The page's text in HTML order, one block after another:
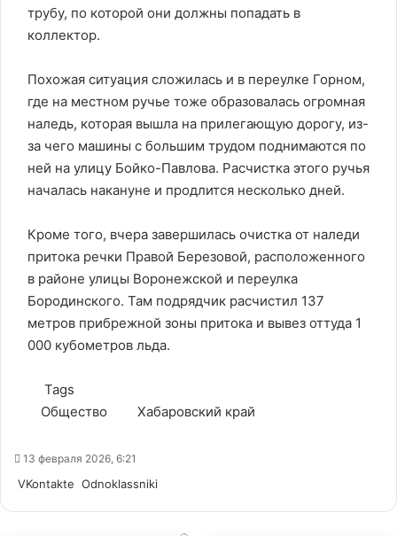
трубу, по которой они должны попадать в
коллектор.
Похожая ситуация сложилась и в переулке Горном,
где на местном ручье тоже образовалась огромная
наледь, которая вышла на прилегающую дорогу, из-
за чего машины с большим трудом поднимаются по
ней на улицу Бойко-Павлова. Расчистка этого ручья
началась накануне и продлится несколько дней.
Кроме того, вчера завершилась очистка от наледи
притока речки Правой Березовой, расположенного
в районе улицы Воронежской и переулка
Бородинского. Там подрядчик расчистил 137
метров прибрежной зоны притока и вывез оттуда 1
000 кубометров льда.
Tags
Общество
Хабаровский край
13 февраля 2026, 6:21
VKontakte Odnoklassniki